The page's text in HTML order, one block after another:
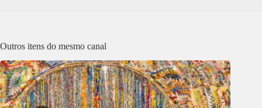
Outros itens do mesmo canal